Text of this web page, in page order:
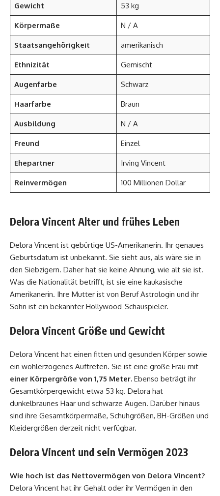
Gewicht 53 kg
Körpermaße N / A
Staatsangehörigkeit amerikanisch
Ethnizität Gemischt
Augenfarbe Schwarz
Haarfarbe Braun
Ausbildung N / A
Freund Einzel
Ehepartner Irving Vincent
Reinvermögen 100 Millionen Dollar
Delora Vincent Alter und frühes Leben
Delora Vincent ist gebürtige US-Amerikanerin. Ihr genaues
Geburtsdatum ist unbekannt. Sie sieht aus, als wäre sie in
den Siebzigern. Daher hat sie keine Ahnung, wie alt sie ist.
Was die Nationalität betrifft, ist sie eine kaukasische
Amerikanerin. Ihre Mutter ist von Beruf Astrologin und ihr
Sohn ist ein bekannter Hollywood-Schauspieler.
Delora Vincent Größe und Gewicht
Delora Vincent hat einen fitten und gesunden Körper sowie
ein wohlerzogenes Auftreten. Sie ist eine große Frau mit
einer Körpergröße von 1,75 Meter. Ebenso beträgt ihr
Gesamtkörpergewicht etwa 53 kg. Delora hat
dunkelbraunes Haar und schwarze Augen. Darüber hinaus
sind ihre Gesamtkörpermaße, Schuhgrößen, BH-Größen und
Kleidergrößen derzeit nicht verfügbar.
Delora Vincent und sein Vermögen 2023
Wie hoch ist das Nettovermögen von Delora Vincent?
Delora Vincent hat ihr Gehalt oder ihr Vermögen in den